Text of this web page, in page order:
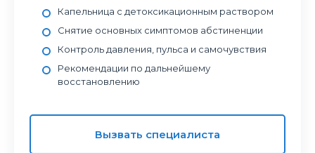
Капельница с детоксикационным раствором
Снятие основных симптомов абстиненции
Контроль давления, пульса и самочувствия
Рекомендации по дальнейшему
восстановлению
Вызвать специалиста